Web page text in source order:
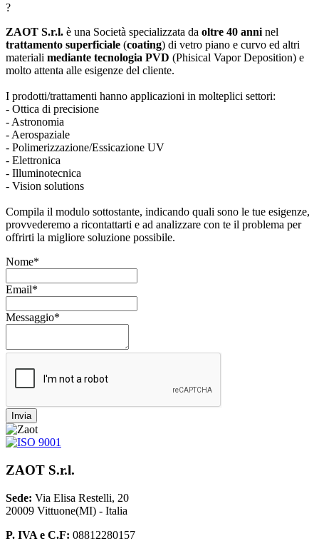
?
ZAOT S.r.l. è una Società specializzata da oltre 40 anninel
trattamento superficiale (coating) di vetro piano e curvo ed altri
materiali mediante tecnologia PVD (Phisical Vapor Deposition) e
molto attenta alle esigenze del cliente.
I prodotti/trattamenti hanno applicazioni in molteplici settori:
- Ottica di precisione
- Astronomia
- Aerospaziale
- Polimerizzazione/Essicazione UV
- Elettronica
- Illuminotecnica
- Vision solutions
Compila il modulo sottostante, indicando quali sono le tue esigenze,
provvederemo a ricontattarti e ad analizzare con te il problema per
offrirti la migliore soluzione possibile.
Nome*
Email*
Messaggio*
Invia
ZAOT S.r.l.
Sede: Via Elisa Restelli, 20
20009 Vittuone(MI) - Italia
P. IVA e C.F: 08812280157